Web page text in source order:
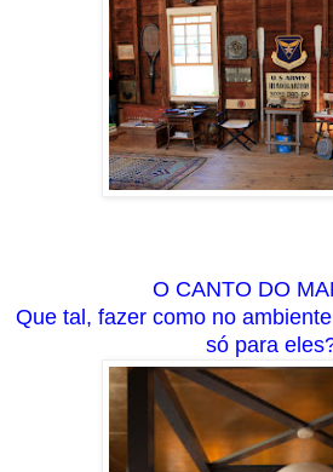
O CANTO DO
Que tal, fazer como no
só para